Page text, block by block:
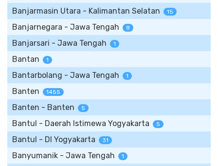
Banjarmasin Utara - Kalimantan Selatan 15
Banjarnegara - Jawa Tengah 8
Banjarsari - Jawa Tengah 1
Bantan 1
Bantarbolang - Jawa Tengah 1
Banten 1455
Banten - Banten 5
Bantul - Daerah Istimewa Yogyakarta 5
Bantul - DI Yogyakarta 31
Banyumanik - Jawa Tengah 1